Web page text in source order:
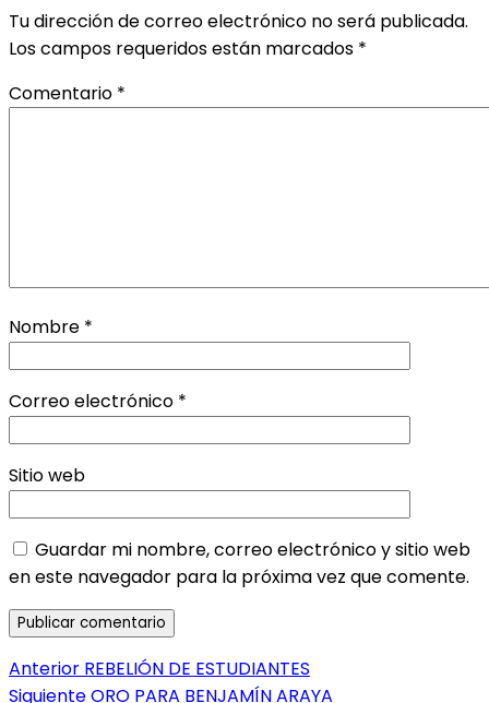
Tu dirección de correo electrónico no será publicada.
Los campos requeridos están marcados *
Comentario *
Nombre *
Correo electrónico *
Sitio web
Guardar mi nombre, correo electrónico y sitio web
en este navegador para la próxima vez que comente.
Navegación
Anterior Entrada
anterior:
REBELIÓN DE ESTUDIANTES
SiguienteEntrada
ORO PARA BENJAMÍN ARAYA